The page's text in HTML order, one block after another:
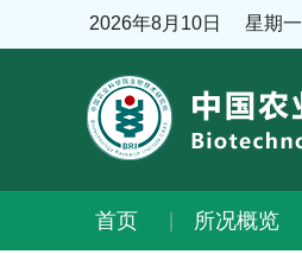
2026年8月10日 星期一
首页 所况概览